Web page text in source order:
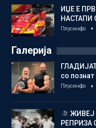
ИЏЕ Е
НАСТАПИ
Плусинфо
Галерија
со
Плусинфо
ЖИВЕЈ
РЕПРИЗА